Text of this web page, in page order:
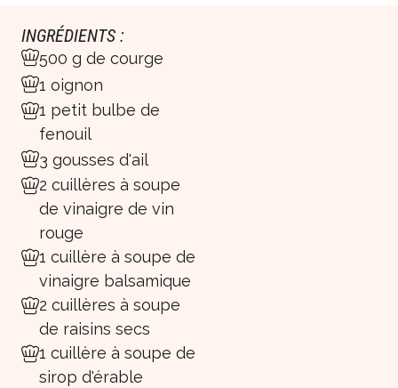
INGRÉDIENTS :
500 g de courge
1 oignon
1 petit bulbe de
fenouil
3 gousses d'ail
2 cuillères à soupe
de vinaigre de vin
rouge
1 cuillère à soupe de
vinaigre balsamique
2 cuillères à soupe
de raisins secs
1 cuillère à soupe de
sirop d'érable